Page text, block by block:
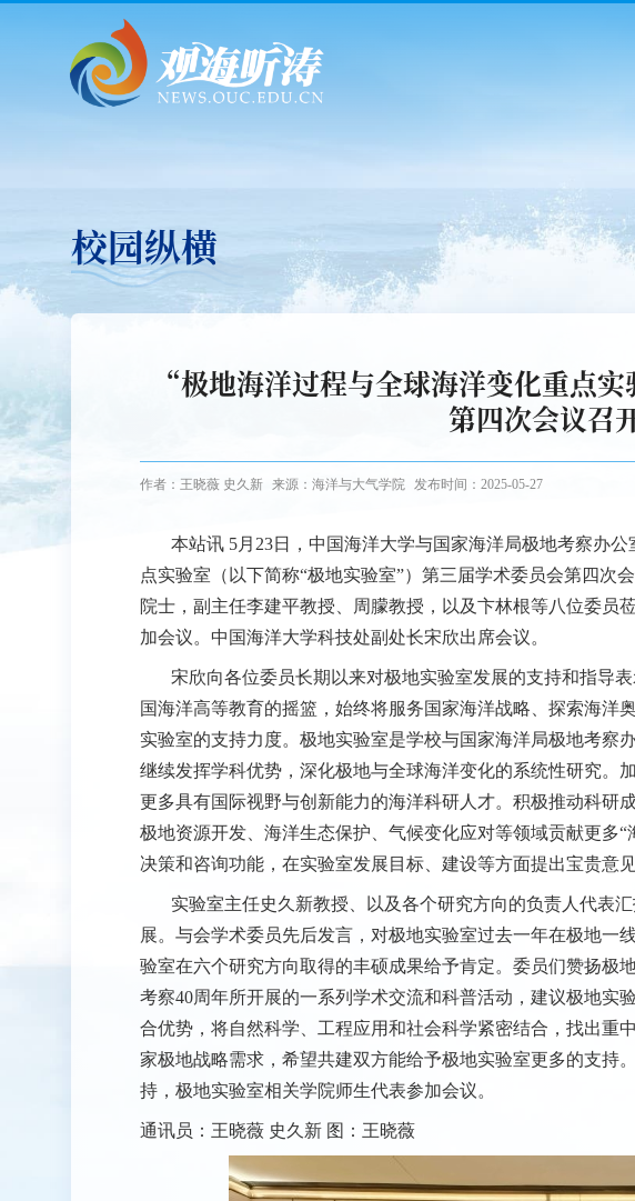
校园纵横
“极地海洋过程与全球海洋变化重点
第四次会议召
作者：王晓薇 史久新 来源：海洋与大气学院 发布时间：2025-05-27
本站讯 5月 23日，中国海洋大学与国家海洋局极地考察办
点实验室（以下简称“极地实验室”）第三届学术委员会第四次
院士，副主任李建平教授、周朦教授，以及卞林根等八位委员
加会议。中国海洋大学科技处副处长宋欣出席会议。
宋欣向各位委员长期以来对极地实验室发展的支持和指导
国海洋高等教育的摇篮，始终将服务国家海洋战略、探索海洋
实验室的支持力度。极地实验室是学校与国家海洋局极地考察
继续发挥学科优势，深化极地与全球海洋变化的系统性研究。
更多具有国际视野与创新能力的海洋科研人才。积极推动科研
极地资源开发、海洋生态保护、气候变化应对等领域贡献更多“
决策和咨询功能，在实验室发展目标、建设等方面提出宝贵意见
实验室主任史久新教授、以及各个研究方向的负责人代表
展。与会学术委员先后发言，对极地实验室过去一年在极地一
验室在六个研究方向取得的丰硕成果给予肯定。委员们赞扬极
考察40周年所开展的一系列学术交流和科普活动，建议极地实
合优势，将自然科学、工程应用和社会科学紧密结合，找出重
家极地战略需求，希望共建双方能给予极地实验室更多的支持
持，极地实验室相关学院师生代表参加会议。
通讯员：王晓薇 史久新 图：王晓薇